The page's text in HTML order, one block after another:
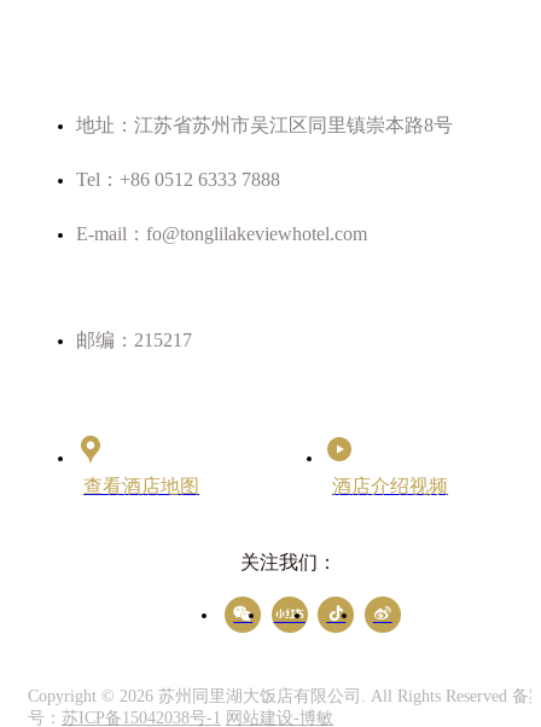
地址：江苏省苏州市吴江区同里镇崇本路8号
Tel：+86 0512 6333 7888
E-mail：fo@tonglilakeviewhotel.com
邮编：215217
查看酒店地图 酒店介绍视频
关注我们：
Copyright © 2026 苏州同里湖大饭店有限公司. All Rights Reserved 备
号： 苏ICP备15042038号-1 网站建设-博敏